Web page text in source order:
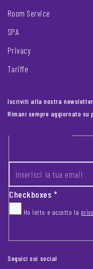
Room Service
SPA
Privacy
Tariffe
Iscriviti alla nostra newsletter
Rimani sempre aggiornato su
Footer newsletter
Checkboxes*
Ho letto e accetto la
Seguici sui social